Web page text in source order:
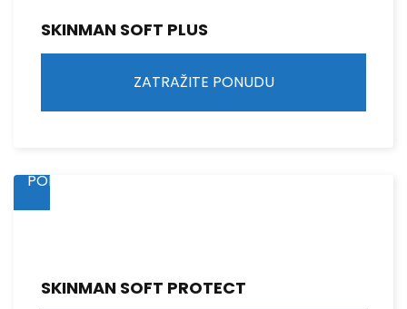
SKINMAN SOFT PLUS
ZATRAŽITE PONUDU
PONUDU
SKINMAN SOFT PROTECT